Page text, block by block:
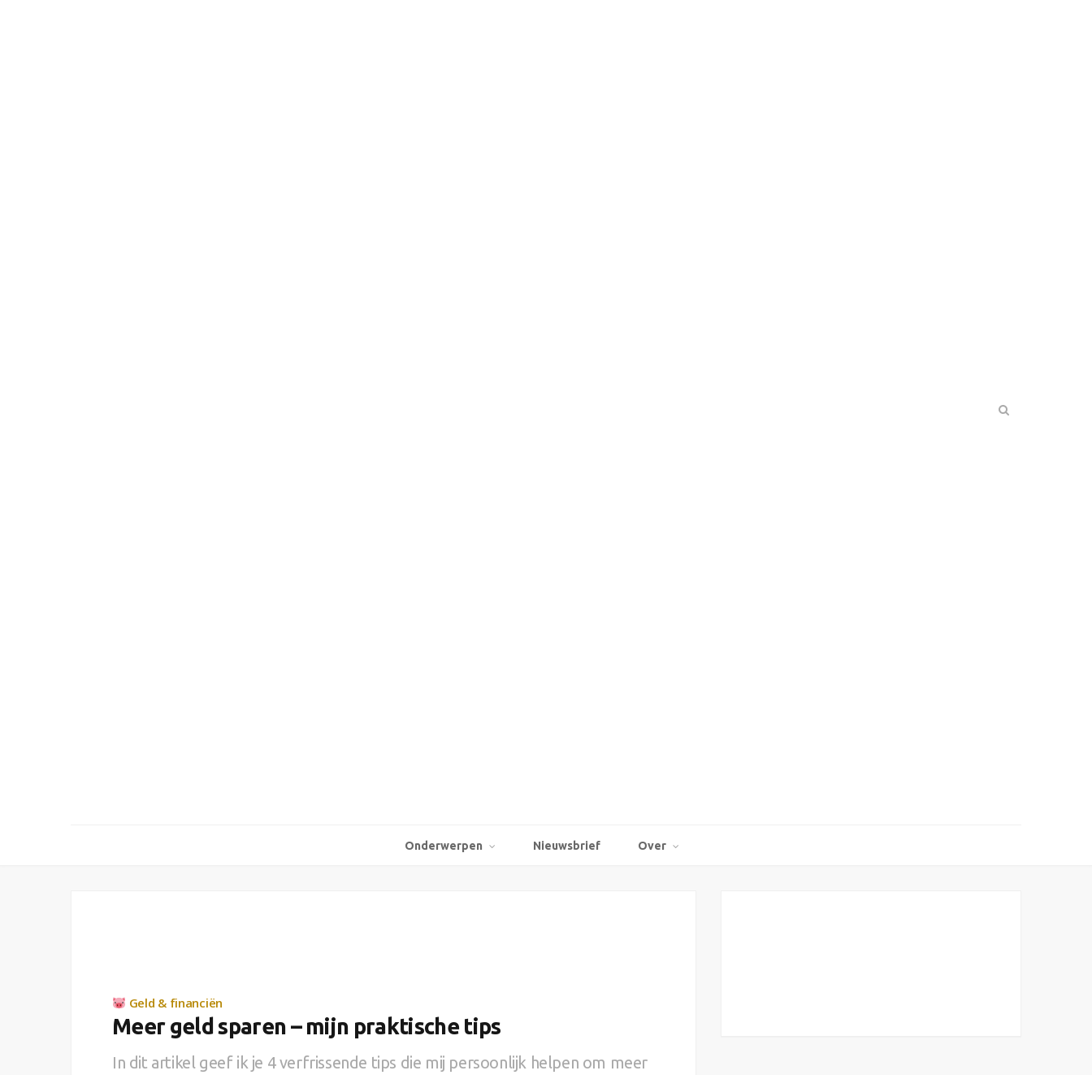
Onderwerpen Nieuwsbrief Over
Geld & financiën
Meer geld sparen – mijn praktische tips
In dit artikel geef ik je 4 verfrissende tips die mij persoonlijk helpen om meer